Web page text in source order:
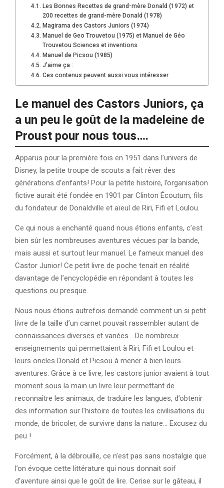
Les Bonnes Recettes de grand-mère Donald (1972) et
200 recettes de grand-mère Donald (1978)
Magirama des Castors Juniors (1974)
Manuel de Geo Trouvetou (1975) et Manuel de Géo
Trouvetou Sciences et inventions
Manuel de Picsou (1985)
J’aime ça :
Ces contenus peuvent aussi vous intéresser
Le manuel des Castors Juniors, ça
a un peu le goût de la madeleine de
Proust pour nous tous….
Apparus pour la première fois en 1951 dans l’univers de
Disney, la petite troupe de scouts a fait rêver des
générations d’enfants! Pour la petite histoire, l’organisation
fictive aurait été fondée en 1901 par Clinton Écoutum, fils
du fondateur de Donaldville et aïeul de Riri, Fifi et Loulou.
Ce qui nous a enchanté quand nous étions enfants, c’est
bien sûr les nombreuses aventures vécues par la bande,
mais aussi et surtout leur manuel. Le fameux manuel des
Castor Junior! Ce petit livre de poche tenait en réalité
davantage de l’encyclopédie en répondant à toutes les
questions ou presque.
Nous nous étions autrefois demandé comment un si petit
livre de la taille d’un carnet pouvait rassembler autant de
connaissances diverses et variées… De nombreux
enseignements qui permettaient à Riri, Fifi et Loulou et
leurs oncles Donald et Picsou à mener à bien leurs
aventures. Grâce à ce livre, les castors junior avaient à tout
moment sous la main un livre leur permettant de
reconnaître les animaux, de traduire les langues, d’obtenir
des information sur l’histoire de toutes les civilisations du
monde, de bricoler, de survivre dans la nature… Excusez du
peu !
Forcément, à la débrouille, ce n’est pas sans nostalgie que
l’on évoque cette littérature qui nous donnait soif
d’aventure ainsi que le goût de lire. Cerise sur le gâteau, il